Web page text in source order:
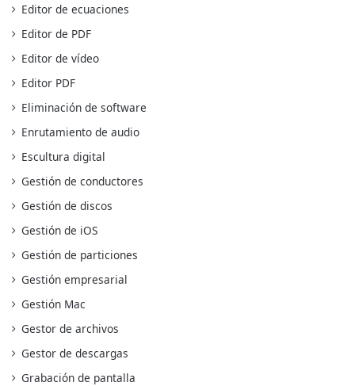
Editor de ecuaciones
Editor de PDF
Editor de vídeo
Editor PDF
Eliminación de software
Enrutamiento de audio
Escultura digital
Gestión de conductores
Gestión de discos
Gestión de iOS
Gestión de particiones
Gestión empresarial
Gestión Mac
Gestor de archivos
Gestor de descargas
Grabación de pantalla